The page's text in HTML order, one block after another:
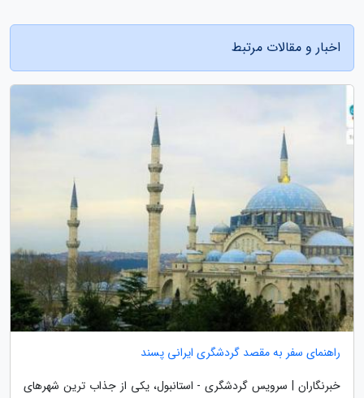
اخبار و مقالات مرتبط
راهنمای سفر به مقصد گردشگری ایرانی پسند
خبرنگاران | سرویس گردشگری - استانبول، یکی از جذاب ترین شهرهای